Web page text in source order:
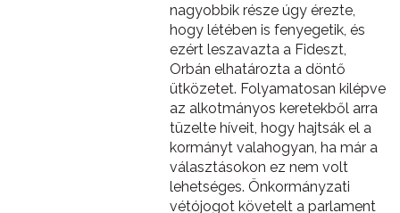
nagyobbik része úgy érezte,
hogy létében is fenyegetik, és
ezért leszavazta a Fideszt,
Orbán elhatározta a döntő
ütközetet. Folyamatosan kilépve
az alkotmányos keretekből arra
tüzelte híveit, hogy hajtsák el a
kormányt valahogyan, ha már a
választásokon ez nem volt
lehetséges. Önkormányzati
vétójogot követelt a parlament